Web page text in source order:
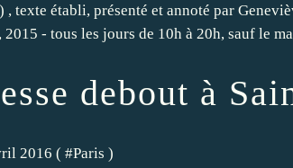
, texte établi, présenté et annoté par
2015 - tous les jours de 10h à 20h, sauf le
debout à
2016 ( #Paris )